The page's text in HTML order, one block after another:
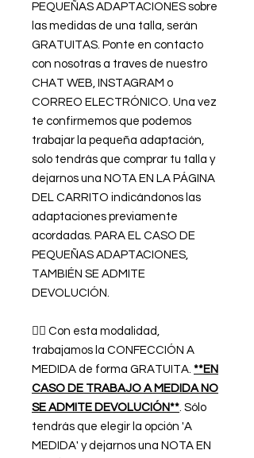
PEQUEÑAS ADAPTACIONES sobre
las medidas de una talla, serán
GRATUITAS. Ponte en contacto
con nosotras a traves de nuestro
CHAT WEB, INSTAGRAM o
CORREO ELECTRÓNICO. Una vez
te confirmemos que podemos
trabajar la pequeña adaptación,
solo tendrás que comprar tu talla y
dejarnos una NOTA EN LA PÁGINA
DEL CARRITO indicándonos las
adaptaciones previamente
acordadas. PARA EL CASO DE
PEQUEÑAS ADAPTACIONES,
TAMBIÉN SE ADMITE
DEVOLUCIÓN.
👉🏿 Con esta modalidad,
trabajamos la CONFECCIÓN A
MEDIDA de forma GRATUITA. **EN
CASO DE TRABAJO A MEDIDA NO
SE ADMITE DEVOLUCIÓN**. Sólo
tendrás que elegir la opción 'A
MEDIDA' y dejarnos una NOTA EN